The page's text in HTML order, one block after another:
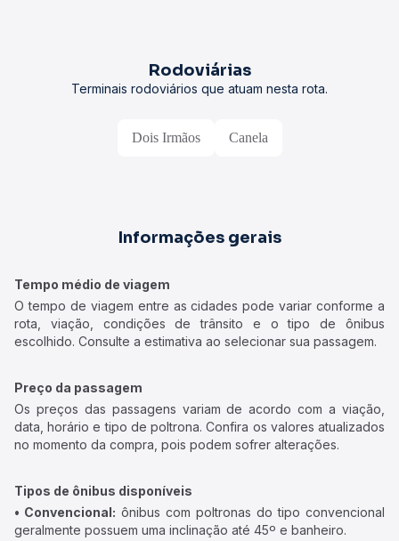
Rodoviárias
Terminais rodoviários que atuam nesta rota.
Dois Irmãos Canela
Informações gerais
Tempo médio de viagem
O tempo de viagem entre as cidades pode variar conforme a
rota, viação, condições de trânsito e o tipo de ônibus
escolhido. Consulte a estimativa ao selecionar sua passagem.
Preço da passagem
Os preços das passagens variam de acordo com a viação,
data, horário e tipo de poltrona. Confira os valores atualizados
no momento da compra, pois podem sofrer alterações.
Tipos de ônibus disponíveis
• Convencional: ônibus com poltronas do tipo convencional
geralmente possuem uma inclinação até 45º e banheiro.